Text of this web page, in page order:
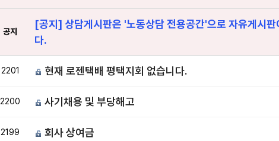
공지
[공지] 상담게시판은 '노동상담 전용공간'으로 자유게시판
다.
2201 현재 로젠택배 평택지회 없습니다.
2200 사기채용 및 부당해고
2199 회사 상여금